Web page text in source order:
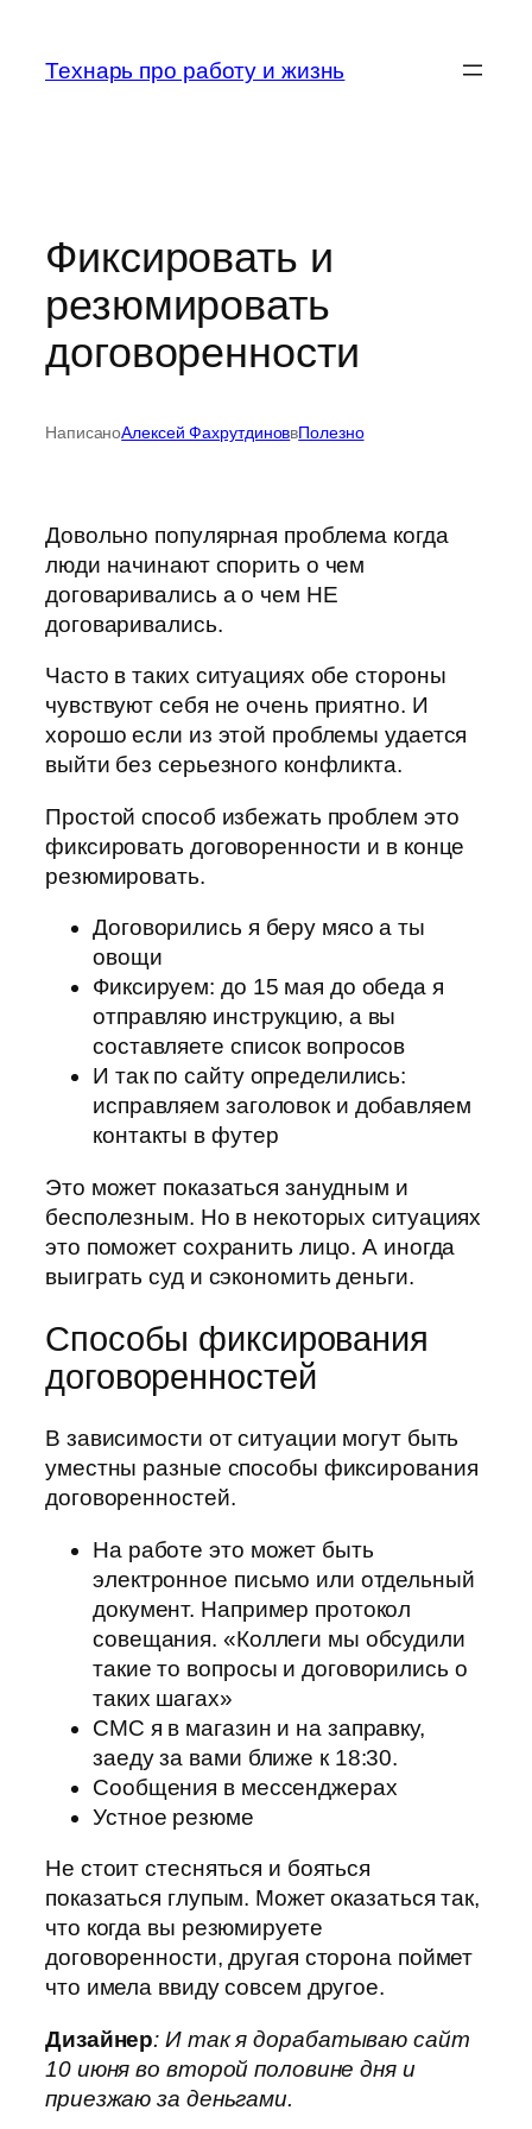
содержимому
Технарь про работу и жизнь
Фиксировать и
резюмировать
договоренности
НаписаноАлексей ФахрутдиноввПолезно
Довольно популярная проблема когда
люди начинают спорить о чем
договаривались а о чем НЕ
договаривались.
Часто в таких ситуациях обе стороны
чувствуют себя не очень приятно. И
хорошо если из этой проблемы удается
выйти без серьезного конфликта.
Простой способ избежать проблем это
фиксировать договоренности и в конце
резюмировать.
Договорились я беру мясо а ты
овощи
Фиксируем: до 15 мая до обеда я
отправляю инструкцию, а вы
составляете список вопросов
И так по сайту определились:
исправляем заголовок и добавляем
контакты в футер
Это может показаться занудным и
бесполезным. Но в некоторых ситуациях
это поможет сохранить лицо. А иногда
выиграть суд и сэкономить деньги.
Способы фиксирования
договоренностей
В зависимости от ситуации могут быть
уместны разные способы фиксирования
договоренностей.
На работе это может быть
электронное письмо или отдельный
документ. Например протокол
совещания. «Коллеги мы обсудили
такие то вопросы и договорились о
таких шагах»
СМС я в магазин и на заправку,
заеду за вами ближе к 18:30.
Сообщения в мессенджерах
Устное резюме
Не стоит стесняться и бояться
показаться глупым. Может оказаться так,
что когда вы резюмируете
договоренности, другая сторона поймет
что имела ввиду совсем другое.
Дизайнер: И так я дорабатываю сайт
10 июня во второй половине дня и
приезжаю за деньгами.